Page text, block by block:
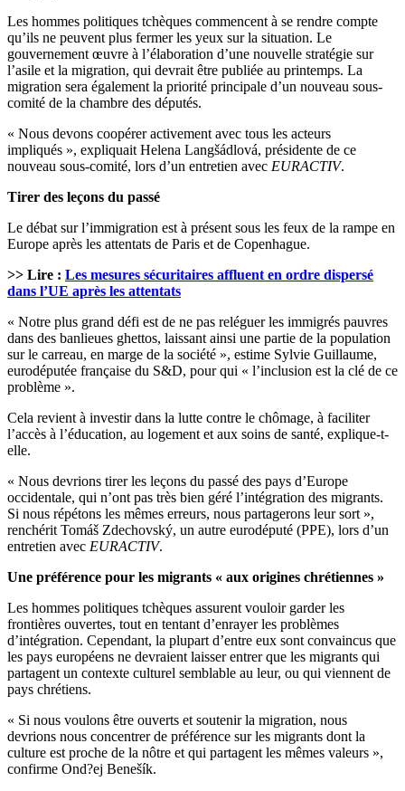
Les hommes politiques tchèques commencent à se rendre compte
qu’ils ne peuvent plus fermer les yeux sur la situation. Le
gouvernement œuvre à l’élaboration d’une nouvelle stratégie sur
l’asile et la migration, qui devrait être publiée au printemps. La
migration sera également la priorité principale d’un nouveau sous-
comité de la chambre des députés.
« Nous devons coopérer activement avec tous les acteurs
impliqués », expliquait Helena Langšádlová, présidente de ce
nouveau sous-comité, lors d’un entretien avec EURACTIV.
Tirer des leçons du passé
Le débat sur l’immigration est à présent sous les feux de la rampe en
Europe après les attentats de Paris et de Copenhague.
>> Lire : Les mesures sécuritaires affluent en ordre dispersé
dans l’UE après les attentats
« Notre plus grand défi est de ne pas reléguer les immigrés pauvres
dans des banlieues ghettos, laissant ainsi une partie de la population
sur le carreau, en marge de la société », estime Sylvie Guillaume,
eurodéputée française du S&D, pour qui « l’inclusion est la clé de ce
problème ».
Cela revient à investir dans la lutte contre le chômage, à faciliter
l’accès à l’éducation, au logement et aux soins de santé, explique-t-
elle.
« Nous devrions tirer les leçons du passé des pays d’Europe
occidentale, qui n’ont pas très bien géré l’intégration des migrants.
Si nous répétons les mêmes erreurs, nous partagerons leur sort »,
renchérit Tomáš Zdechovský, un autre eurodéputé (PPE), lors d’un
entretien avec EURACTIV.
Une préférence pour les migrants « aux origines chrétiennes »
Les hommes politiques tchèques assurent vouloir garder les
frontières ouvertes, tout en tentant d’enrayer les problèmes
d’intégration. Cependant, la plupart d’entre eux sont convaincus que
les pays européens ne devraient laisser entrer que les migrants qui
partagent un contexte culturel semblable au leur, ou qui viennent de
pays chrétiens.
« Si nous voulons être ouverts et soutenir la migration, nous
devrions nous concentrer de préférence sur les migrants dont la
culture est proche de la nôtre et qui partagent les mêmes valeurs »,
confirme Ond?ej Benešík.